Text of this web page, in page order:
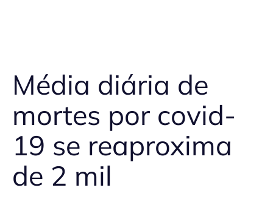
Média diária de
mortes por covid-
19 se reaproxima
de 2 mil